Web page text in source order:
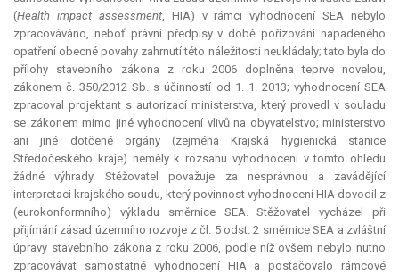
(Health impact assessment, HIA) v rámci vyhodnocení SEA nebylo
zpracováváno, neboť právní předpisy v době pořizování napadeného
opatření obecné povahy zahrnutí této náležitosti neukládaly; tato byla do
přílohy stavebního zákona z roku 2006 doplněna teprve novelou,
zákonem č. 350/2012 Sb. s účinností od 1. 1. 2013; vyhodnocení SEA
zpracoval projektant s autorizací ministerstva, který provedl v souladu
se zákonem mimo jiné vyhodnocení vlivů na obyvatelstvo; ministerstvo
ani jiné dotčené orgány (zejména Krajská hygienická stanice
Středočeského kraje) neměly k rozsahu vyhodnocení v tomto ohledu
žádné výhrady. Stěžovatel považuje za nesprávnou a zavádějící
interpretaci krajského soudu, který povinnost vyhodnocení HIA dovodil z
(eurokonformního) výkladu směrnice SEA. Stěžovatel vycházel při
přijímání zásad územního rozvoje z čl. 5 odst. 2 směrnice SEA a zvláštní
úpravy stavebního zákona z roku 2006, podle níž ovšem nebylo nutno
zpracovávat samostatné vyhodnocení HIA a postačovalo rámcové